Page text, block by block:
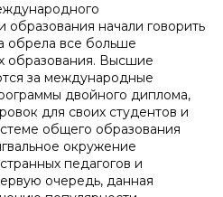
образования начали говорить
обрела все больше
образования. Высшие
за международные
двойного диплома,
для своих студентов и
общего образования
окружение
педагогов и
очередь, данная